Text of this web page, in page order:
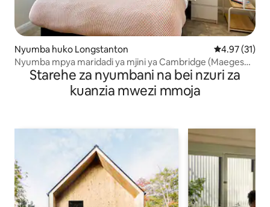
Nyumba huko Longstanton Ukadiriaji wa
4.97 (31)
Nyumba mpya maridadi ya mjini ya Cambridge (Maegesho
ya bila malipo)
Starehe za nyumbani na bei nzuri za
kuanzia mwezi mmoja